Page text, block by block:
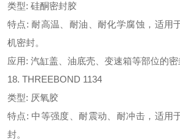
类型: 硅酮密封胶
特点: 耐高温、耐油、耐化学腐蚀，适用
机密封。
应用: 汽缸盖、油底壳、变速箱等部位的密
18. THREEBOND 1134
类型: 厌氧胶
特点: 中等强度、耐震动、耐冲击，适用
封。